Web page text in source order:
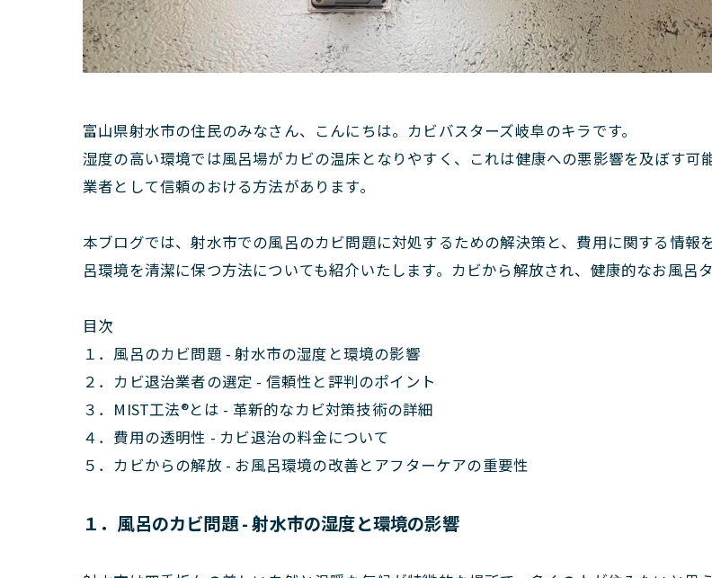
富山県射水市の住民のみなさん、こんにちは。カビバスターズ岐阜のキラです。
湿度の高い環境では風呂場がカビの温床となりやすく、これは健康への悪影響を及ぼす
業者として信頼のおける方法があります。
本ブログでは、射水市での風呂のカビ問題に対処するための解決策と、費用に関する情
呂環境を清潔に保つ方法についても紹介いたします。カビから解放され、健康的なお風呂
目次
１．風呂のカビ問題 - 射水市の湿度と環境の影響
２．カビ退治業者の選定 - 信頼性と評判のポイント
３．MIST工法®とは - 革新的なカビ対策技術の詳細
４．費用の透明性 - カビ退治の料金について
５．カビからの解放 - お風呂環境の改善とアフターケアの重要性
１．風呂のカビ問題 - 射水市の湿度と環境の影響